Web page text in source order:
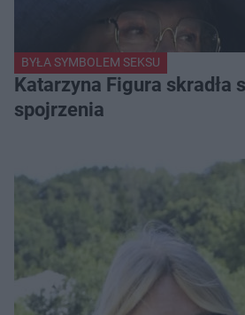
BYŁA SYMBOLEM SEKSU
Katarzyna Figura
spojrzenia